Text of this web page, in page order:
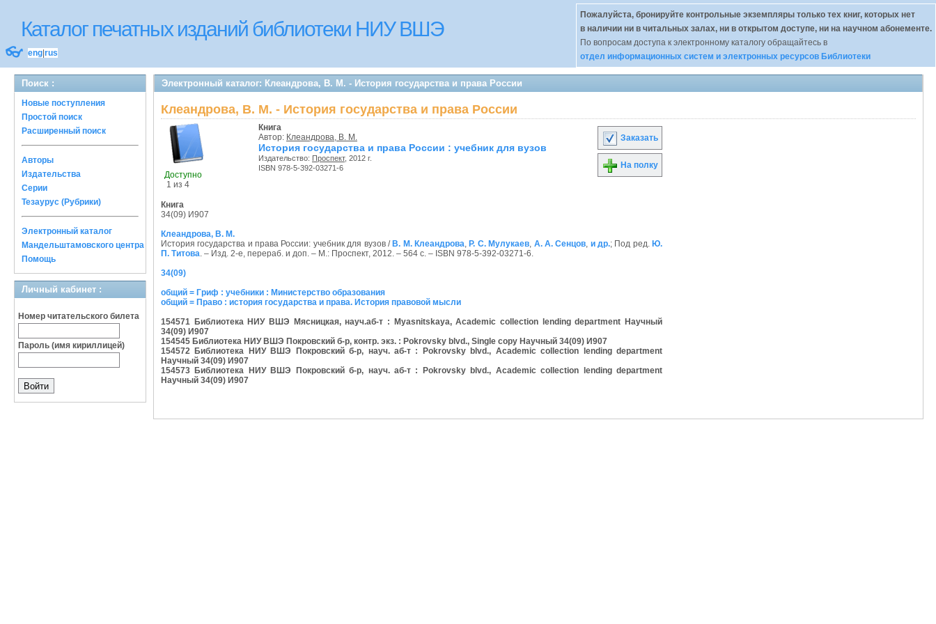
Каталог печатных изданий библиотеки НИУ ВШЭ
👓 eng rus
Пожалуйста, бронируйте контрольные экземпляры только тех книг, которых нет
в наличии ни в читальных залах, ни в открытом доступе, ни на научном абонементе.
По вопросам доступа к электронному каталогу обращайтесь в
отдел информационных систем и электронных ресурсов Библиотеки
Поиск :
Новые поступления
Простой поиск
Расширенный поиск
Авторы
Издательства
Серии
Тезаурус (Рубрики)
Электронный каталог
Мандельштамовского центра
Помощь
Личный кабинет :
Номер читательского билета
Пароль (имя кириллицей)
Электронный каталог: Клеандрова, В. М. - История государства и права России
Клеандрова, В. М. - История государства и права России
Доступно
1 из 4
Книга
Автор: Клеандрова, В. М.
История государства и права России : учебник для вузов
Издательство: Проспект, 2012 г.
ISBN 978-5-392-03271-6
Заказать
На полку
Книга
34(09) И907
Клеандрова, В. М.
История государства и права России: учебник для вузов / В. М. Клеандрова, Р. С. Мулукаев, А. А. Сенцов, и др.; Под ред. Ю.
П. Титова. – Изд. 2-е, перераб. и доп. – М.: Проспект, 2012. – 564 с. – ISBN 978-5-392-03271-6.
34(09)
общий = Гриф : учебники : Министерство образования
общий = Право : история государства и права. История правовой мысли
154571 Библиотека НИУ ВШЭ Мясницкая, науч.аб-т : Myasnitskaya, Academic collection lending department Научный
34(09) И907
154545 Библиотека НИУ ВШЭ Покровский б-р, контр. экз. : Pokrovsky blvd., Single copy Научный 34(09) И907
154572 Библиотека НИУ ВШЭ Покровский б-р, науч. аб-т : Pokrovsky blvd., Academic collection lending department
Научный 34(09) И907
154573 Библиотека НИУ ВШЭ Покровский б-р, науч. аб-т : Pokrovsky blvd., Academic collection lending department
Научный 34(09) И907